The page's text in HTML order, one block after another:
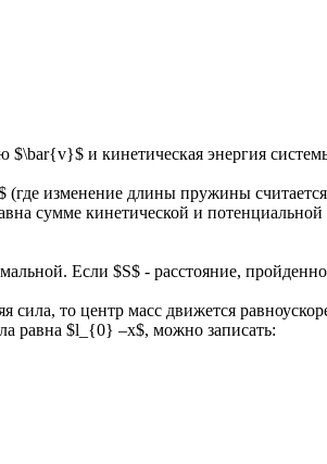
$\bar{v}$ и кинетическая энергия
изменение длины пружины
сумме кинетической и потенциальной
Если $S$ - расстояние,
сила, то центр масс движется
равна $l_{0} –x$, можно записать: